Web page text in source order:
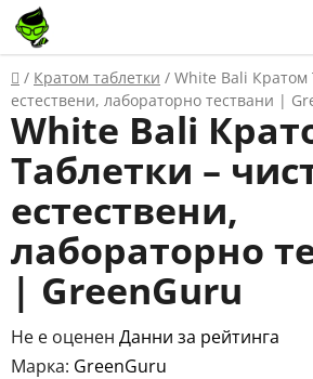
Преминаване
към
съдържанието
Начало
/ Кратом таблетки / White Bali Кратом
естествени, лабораторно тествани |
White Bali
Таблетки –
естествени,
лабораторно
| GreenGuru
Средната
оценка
Не е оценен Данни за рейтинга
Марка: GreenGuru